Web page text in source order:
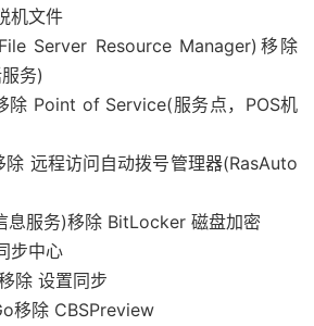
机文件
Server Resource Manager)移除
务)
除 Point of Service(服务点，POS机
远程访问自动拨号管理器(RasAuto
息服务)移除 BitLocker 磁盘加密
步中心
除 设置同步
移除 CBSPreview